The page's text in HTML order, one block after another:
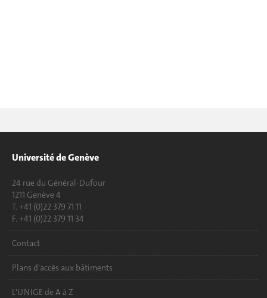
Université de Genève
24 rue du Général-Dufour
1211 Genève 4
T. +41 (0)22 379 71 11
F. +41 (0)22 379 11 34
Contact
Plans d'accès aux bâtiments
L'UNIGE de A à Z